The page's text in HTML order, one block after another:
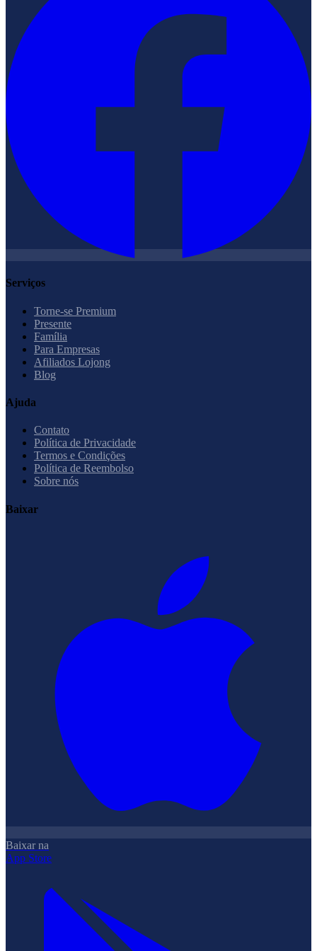
Serviços
Torne-se Premium
Presente
Família
Para Empresas
Afiliados Lojong
Blog
Ajuda
Contato
Política de Privacidade
Termos e Condições
Política de Reembolso
Sobre nós
Baixar
Baixar na
App Store